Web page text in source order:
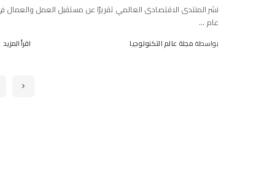
نشر المنتدى الاقتصادى العالمي تقريرًا عن مستقبل العمل والعمال
عام ...
Posted
بواسطة مجلة عالم التكنولوجيا اقرأ المزيد